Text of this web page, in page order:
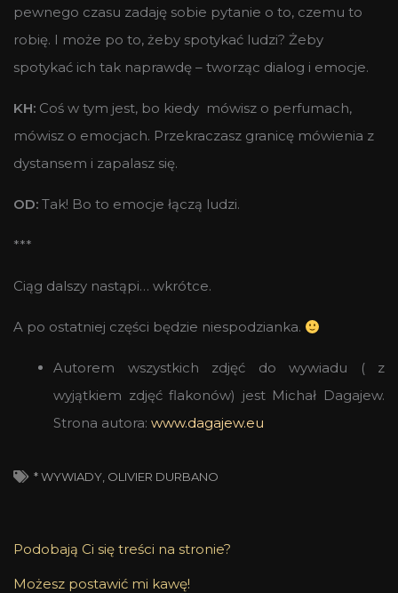
pewnego czasu zadaję sobie pytanie o to, czemu to
robię. I może po to, żeby spotykać ludzi? Żeby
spotykać ich tak naprawdę – tworząc dialog i emocje.
KH: Coś w tym jest, bo kiedy mówisz o perfumach,
mówisz o emocjach. Przekraczasz granicę mówienia z
dystansem i zapalasz się.
OD: Tak! Bo to emocje łączą ludzi.
***
Ciąg dalszy nastąpi… wkrótce.
A po ostatniej części będzie niespodzianka.
Autorem wszystkich zdjęć do wywiadu ( z
wyjątkiem zdjęć flakonów) jest Michał Dagajew.
Strona autora: www.dagajew.eu
* WYWIADY OLIVIER DURBANO
Podobają Ci się treści na stronie?
Możesz postawić mi kawę!